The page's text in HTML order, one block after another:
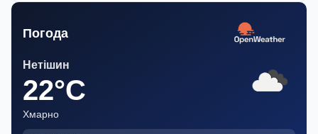
Погода
Нетішин
22°C
Хмарно